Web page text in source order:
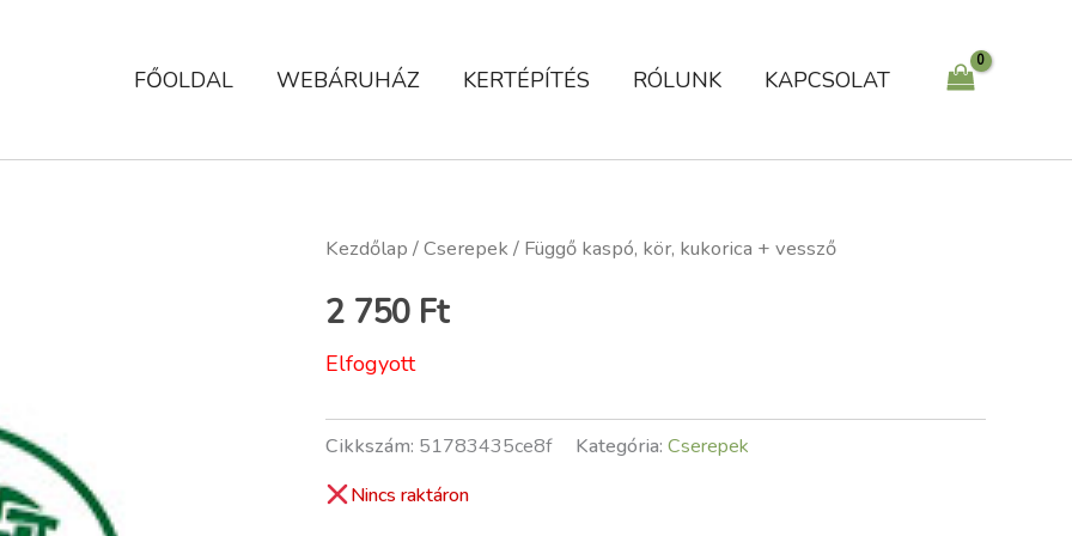
FŐOLDAL WEBÁRUHÁZ KERTÉPÍTÉS RÓLUNK KAPCSOLAT
Kezdőlap /Cserepek / Függő kaspó, kör, kukorica + vessző
2 750 Ft
Elfogyott
Cikkszám: 51783435ce8f Kategória: Cserepek
Nincs raktáron